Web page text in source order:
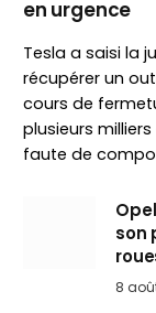
en urgence
Tesla a saisi la
récupérer un
cours de
plusieurs
faute de
son
8